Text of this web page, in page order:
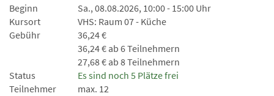
Beginn
Sa., 08.08.2026, 10:00 - 15:00 Uhr
Kursort
VHS: Raum 07 - Küche
Gebühr
36,24 €
36,24 € ab 6 Teilnehmern
27,68 € ab 8 Teilnehmern
Status
Es sind noch 5 Plätze frei
Teilnehmer
max. 12